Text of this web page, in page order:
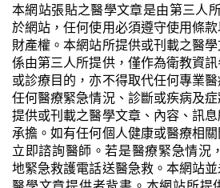
本網站張貼之醫學文章是由第三人
於網站，任何使用必須遵守使用條
財產權。本網站所提供或刊載之醫
係由第三人所提供，僅作為衛教資
或診療目的，亦不得取代任何專業
任何醫療緊急情況、診斷或疾病及
提供或刊載之醫學文章、內容、訊
承擔。如有任何個人健康或醫療相
立即諮詢醫師。若是醫療緊急情況
地緊急救護電話送醫急救。本網站